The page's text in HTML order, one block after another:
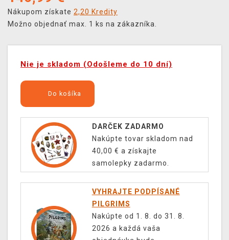
Nákupom získate 2,20 Kredity
Možno objednať max. 1 ks na zákazníka.
Nie je skladom (Odošleme do 10 dní)
Do košíka
DARČEK ZADARMO
Nakúpte tovar skladom nad
40,00 € a získajte
samolepky zadarmo.
VYHRAJTE PODPÍSANÉ
PILGRIMS
Nakúpte od 1. 8. do 31. 8.
2026 a každá vaša